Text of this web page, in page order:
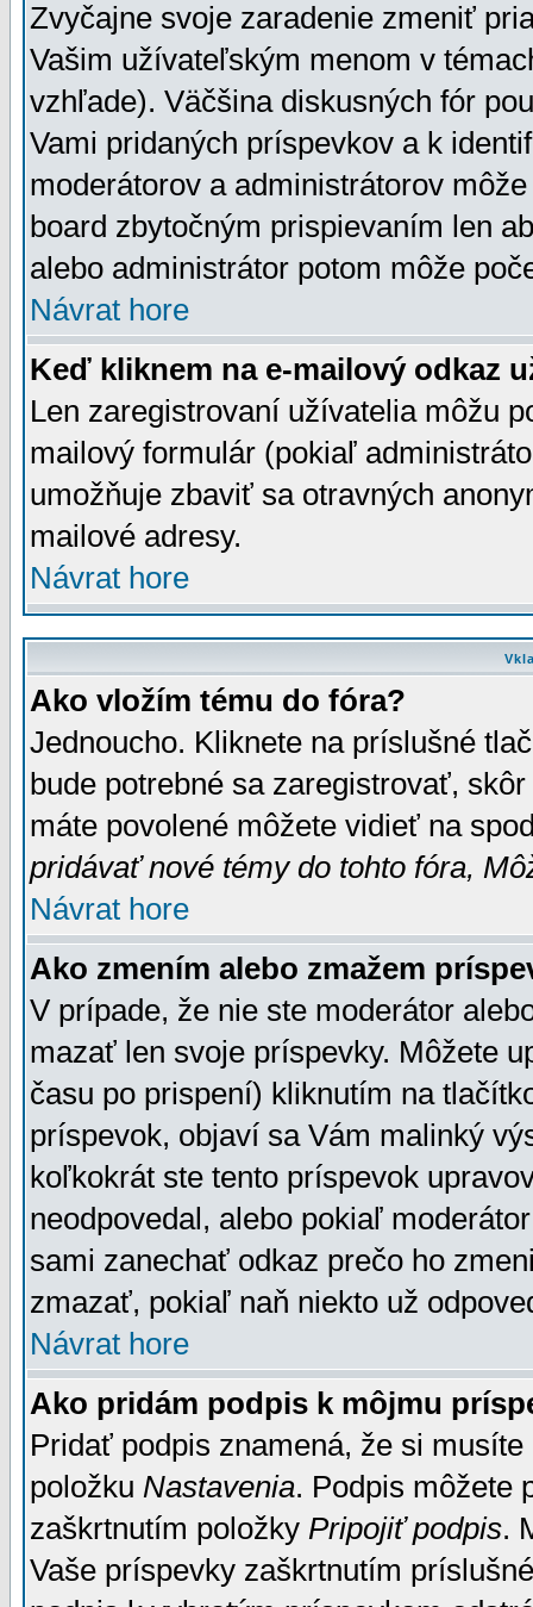
Zvyčajne svoje zaradenie zmeniť
Vašim užívateľským menom v
vzhľade). Väčšina diskusných fór
Vami pridaných príspevkov a k
moderátorov a administrátorov
board zbytočným prispievaním len
alebo administrátor potom môže
Návrat hore
Keď kliknem na e-mailový odkaz
Len zaregistrovaní užívatelia môžu
mailový formulár (pokiaľ
umožňuje zbaviť sa otravných
mailové adresy.
Návrat hore
Ako vložím tému do fóra?
Jednoucho. Kliknete na príslušné
bude potrebné sa zaregistrovať,
máte povolené môžete vidieť na
pridávať nové témy do tohto fóra,
Návrat hore
Ako zmením alebo zmažem
V prípade, že nie ste moderátor
mazať len svoje príspevky. Môžete
času po prispení) kliknutím na
príspevok, objaví sa Vám malinký
koľkokrát ste tento príspevok
neodpovedal, alebo pokiaľ
sami zanechať odkaz prečo ho
zmazať, pokiaľ naň niekto už
Návrat hore
Ako pridám podpis k môjmu
Pridať podpis znamená, že si
položku Nastavenia. Podpis môžete
zaškrtnutím položky Pripojiť podpis.
Vaše príspevky zaškrtnutím